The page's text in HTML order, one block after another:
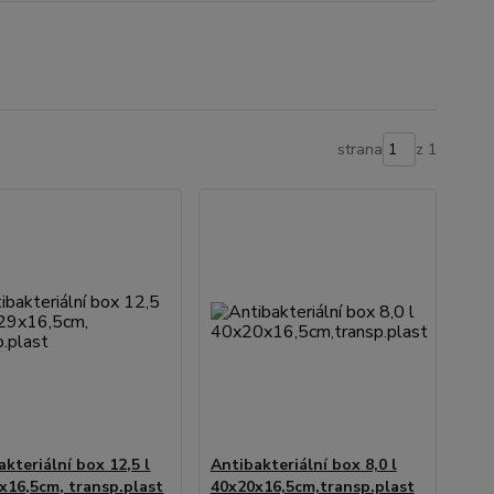
strana z 1
box 12,5 l
transp.plast
Antibakteriální box 8,0 l
40x20x16,5cm,transp.plast